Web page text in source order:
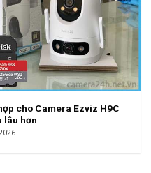
cho Camera Ezviz H9C
lâu hơn